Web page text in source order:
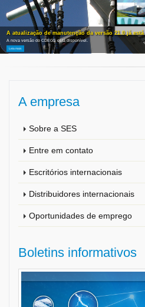
A atualização de manutenção da versão 21.0 já
A nova versão do CDEGS está disponível.
Leia mais
A empresa
Sobre a SES
Entre em contato
Escritórios internacionais
Distribuidores internacionais
Oportunidades de emprego
Boletins informativos